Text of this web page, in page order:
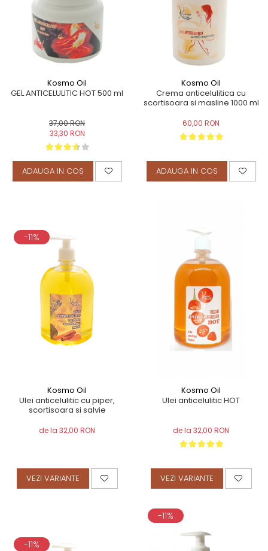
TERAPEUTIC
THAILANDEZ (LOMI-LOMI)
Kosmo Oil
GEL ANTICELULITIC HOT 500 ml
37,00 RON
33,30 RON
ADAUGA IN COS
Kosmo Oil
Crema anticelulitica cu
scortisoara si masline 1000 ml
60,00 RON
ADAUGA IN COS
-11%
Kosmo Oil
Ulei anticelulitic cu piper,
scortisoara si salvie
de la 32,00 RON
VEZI VARIANTE
Kosmo Oil
Ulei anticelulitic HOT
de la 32,00 RON
VEZI VARIANTE
-11%
-11%